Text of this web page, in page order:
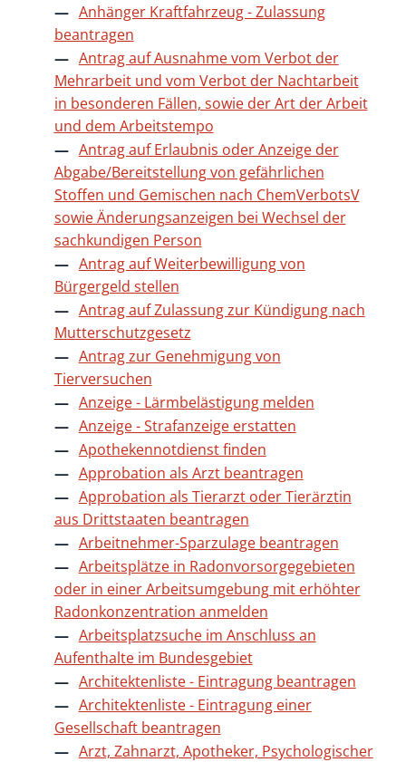
Anhänger Kraftfahrzeug - Zulassung
beantragen
Antrag auf Ausnahme vom Verbot der
Mehrarbeit und vom Verbot der Nachtarbeit
in besonderen Fällen, sowie der Art der Arbeit
und dem Arbeitstempo
Antrag auf Erlaubnis oder Anzeige der
Abgabe/Bereitstellung von gefährlichen
Stoffen und Gemischen nach ChemVerbotsV
sowie Änderungsanzeigen bei Wechsel der
sachkundigen Person
Antrag auf Weiterbewilligung von
Bürgergeld stellen
Antrag auf Zulassung zur Kündigung nach
Mutterschutzgesetz
Antrag zur Genehmigung von
Tierversuchen
Anzeige - Lärmbelästigung melden
Anzeige - Strafanzeige erstatten
Apothekennotdienst finden
Approbation als Arzt beantragen
Approbation als Tierarzt oder Tierärztin
aus Drittstaaten beantragen
Arbeitnehmer-Sparzulage beantragen
Arbeitsplätze in Radonvorsorgegebieten
oder in einer Arbeitsumgebung mit erhöhter
Radonkonzentration anmelden
Arbeitsplatzsuche im Anschluss an
Aufenthalte im Bundesgebiet
Architektenliste - Eintragung beantragen
Architektenliste - Eintragung einer
Gesellschaft beantragen
Arzt, Zahnarzt, Apotheker, Psychologischer